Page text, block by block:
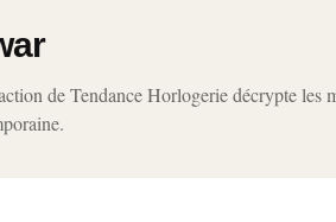
de Tendance Horlogerie décrypte les